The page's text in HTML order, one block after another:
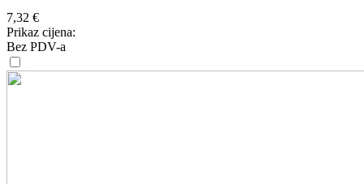
7,32 €
Prikaz cijena:
Bez PDV-a